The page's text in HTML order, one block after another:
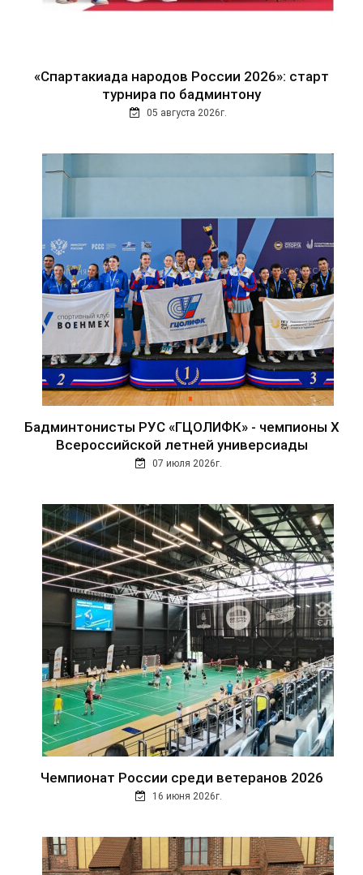
«Спартакиада народов России 2026»: старт
турнира по бадминтону
05 августа 2026г.
Бадминтонисты РУС «ГЦОЛИФК» - чемпионы Х
Всероссийской летней универсиады
07 июля 2026г.
Чемпионат России среди ветеранов 2026
16 июня 2026г.